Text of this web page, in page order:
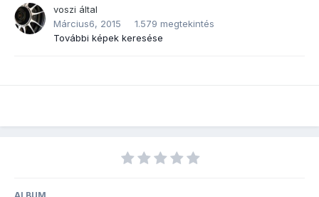
voszi által
Március6, 2015
1.579 megtekintés
További képek keresése